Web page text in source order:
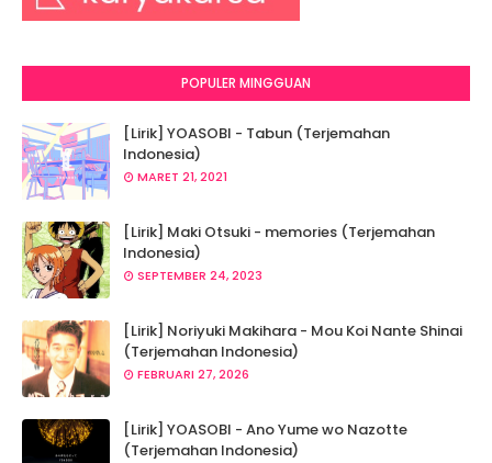
POPULER MINGGUAN
[Lirik] YOASOBI - Tabun (Terjemahan
Indonesia)
MARET 21, 2021
[Lirik] Maki Otsuki - memories (Terjemahan
Indonesia)
SEPTEMBER 24, 2023
[Lirik] Noriyuki Makihara - Mou Koi Nante Shinai
(Terjemahan Indonesia)
FEBRUARI 27, 2026
[Lirik] YOASOBI - Ano Yume wo Nazotte
(Terjemahan Indonesia)